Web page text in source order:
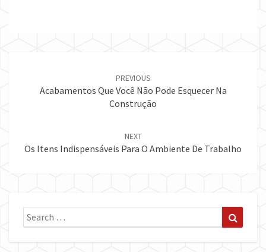
PREVIOUS
Acabamentos Que Você Não Pode Esquecer Na
Construção
NEXT
Os Itens Indispensáveis Para O Ambiente De Trabalho
Search
for: